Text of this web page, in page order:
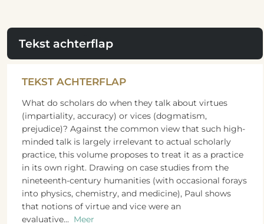
Tekst achterflap
TEKST ACHTERFLAP
What do scholars do when they talk about virtues
(impartiality, accuracy) or vices (dogmatism,
prejudice)? Against the common view that such high-
minded talk is largely irrelevant to actual scholarly
practice, this volume proposes to treat it as a practice
in its own right. Drawing on case studies from the
nineteenth-century humanities (with occasional forays
into physics, chemistry, and medicine), Paul shows
that notions of virtue and vice were an
evaluative... Meer